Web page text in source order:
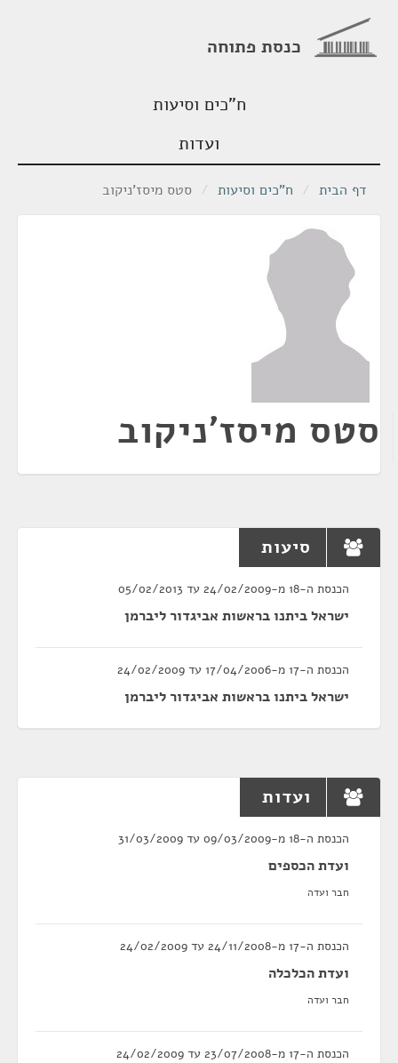
כנסת פתוחה
ח"כים וסיעות
ועדות
דף הבית / ח"כים וסיעות / סטס מיסז'ניקוב
סטס מיסז'ניקוב
סיעות
הכנסת ה-18 מ-24/02/2009 עד 05/02/2013
ישראל ביתנו בראשות אביגדור ליברמן
הכנסת ה-17 מ-17/04/2006 עד 24/02/2009
ישראל ביתנו בראשות אביגדור ליברמן
ועדות
הכנסת ה-18 מ-09/03/2009 עד 31/03/2009
ועדת הכספים
חבר ועדה
הכנסת ה-17 מ-24/11/2008 עד 24/02/2009
ועדת הכלכלה
חבר ועדה
הכנסת ה-17 מ-23/07/2008 עד 24/02/2009